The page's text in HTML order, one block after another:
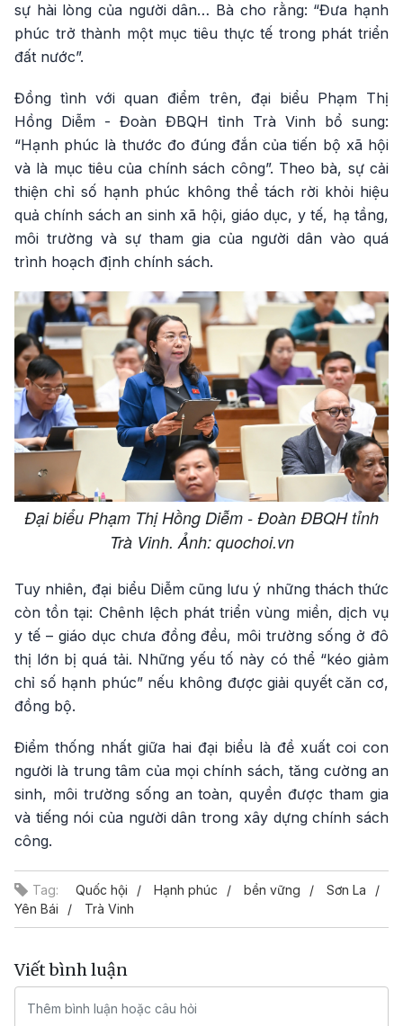
sự hài lòng của người dân… Bà cho rằng: “Đưa hạnh
phúc trở thành một mục tiêu thực tế trong phát triển
đất nước”.
Đồng tình với quan điểm trên, đại biểu Phạm Thị
Hồng Diễm - Đoàn ĐBQH tỉnh Trà Vinh bổ sung:
“Hạnh phúc là thước đo đúng đắn của tiến bộ xã hội
và là mục tiêu của chính sách công”. Theo bà, sự cải
thiện chỉ số hạnh phúc không thể tách rời khỏi hiệu
quả chính sách an sinh xã hội, giáo dục, y tế, hạ tầng,
môi trường và sự tham gia của người dân vào quá
trình hoạch định chính sách.
Đại biểu Phạm Thị Hồng Diễm - Đoàn ĐBQH tỉnh
Trà Vinh. Ảnh: quochoi.vn
Tuy nhiên, đại biểu Diễm cũng lưu ý những thách thức
còn tồn tại: Chênh lệch phát triển vùng miền, dịch vụ
y tế – giáo dục chưa đồng đều, môi trường sống ở đô
thị lớn bị quá tải. Những yếu tố này có thể “kéo giảm
chỉ số hạnh phúc” nếu không được giải quyết căn cơ,
đồng bộ.
Điểm thống nhất giữa hai đại biểu là đề xuất coi con
người là trung tâm của mọi chính sách, tăng cường an
sinh, môi trường sống an toàn, quyền được tham gia
và tiếng nói của người dân trong xây dựng chính sách
công.
Tag: Quốc hội Hạnh phúc bền vững
Sơn La
Yên Bái
Trà Vinh
Viết bình luận